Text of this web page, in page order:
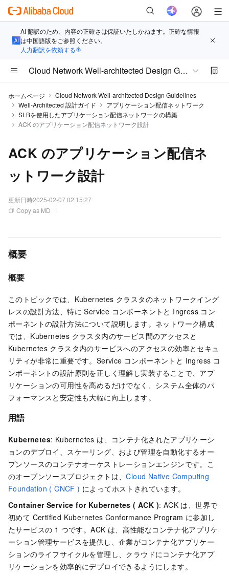
AI 翻訳のため、内容の正確さは保証いたしかねます。正確な情報
は中国語版をご参照ください。
人力翻訳を依頼する
Cloud Network Well-architected Design Guidelines
ホームページ
Cloud Network Well-architected Design Guidelines
Well-Architected 設計ガイド
アプリケーション配信ネットワーク
SLBを使用したアプリケーション配信ネットワークの構築
ACK のアプリケーション配信ネットワーク設計
ACK のアプリケーション配信ネ
ットワーク設計
更新日時2025-02-07 02:15:27
Copy as MD
概要
概要
このトピックでは、Kubernetes クラスタのネットワークイング
レスの設計方法、特に Service コンポーネントと Ingress コン
ポーネントの設計方法について説明します。ネットワーク構成
では、Kubernetes クラスタ内のサービス間のアクセスと
Kubernetes クラスタ内のサービスへのアクセスの効率とセキュ
リティが非常に重要です。Service コンポーネントと Ingress コ
ンポーネントの設計原則を正しく理解し実装することで、アプ
リケーションの可用性を高めるだけでなく、システム全体のパ
フォーマンスと安定性も大幅に向上します。
用語
Kubernetes: Kubernetes は、コンテナ化されたアプリケーシ
ョンのデプロイ、スケーリング、および管理を自動化するオー
プンソースのコンテナオーケストレーションエンジンです。こ
のオープンソースプロジェクトは、Cloud Native Computing
Foundation ( CNCF ) によってホストされています。
Container Service for Kubernetes ( ACK ): ACK は、世界で
初めて Certified Kubernetes Conformance Program に参加し
たサービスの 1 つです。ACK は、高性能なコンテナ化アプリケ
ーション管理サービスを提供し、企業がコンテナ化アプリケー
ションのライフサイクルを管理し、クラウドにコンテナ化アプ
リケーションを効率的にデプロイできるようにします。